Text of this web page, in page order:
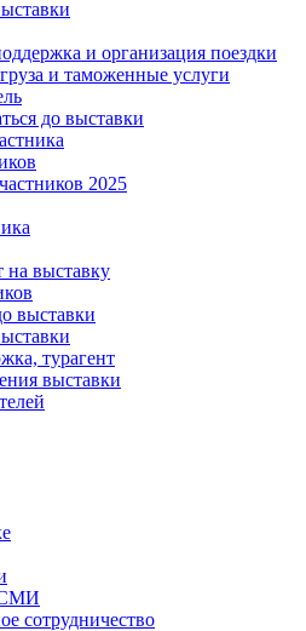
и организация поездки
и таможенные услуги
до выставки
2025
на выставку
выставки
турагент
выставки
СМИ
сотрудничество